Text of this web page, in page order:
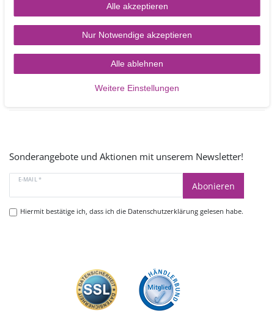
Rufen Sie uns an unter:
0170 4 70 60 74
oder schreiben Sie uns:
Kontakt
Sonderangebote und Aktionen mit unserem Newsletter!
E-MAIL *
Abonieren
Hiermit bestätige ich, dass ich die Datenschutzerklärunggelesen habe.
Alle akzeptieren
Nur Notwendige akzeptieren
Alle ablehnen
Weitere Einstellungen